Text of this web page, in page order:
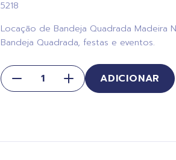
5218
Locação de Bandeja Quadrada Madeira
Bandeja Quadrada, festas e eventos.
ADICIONAR